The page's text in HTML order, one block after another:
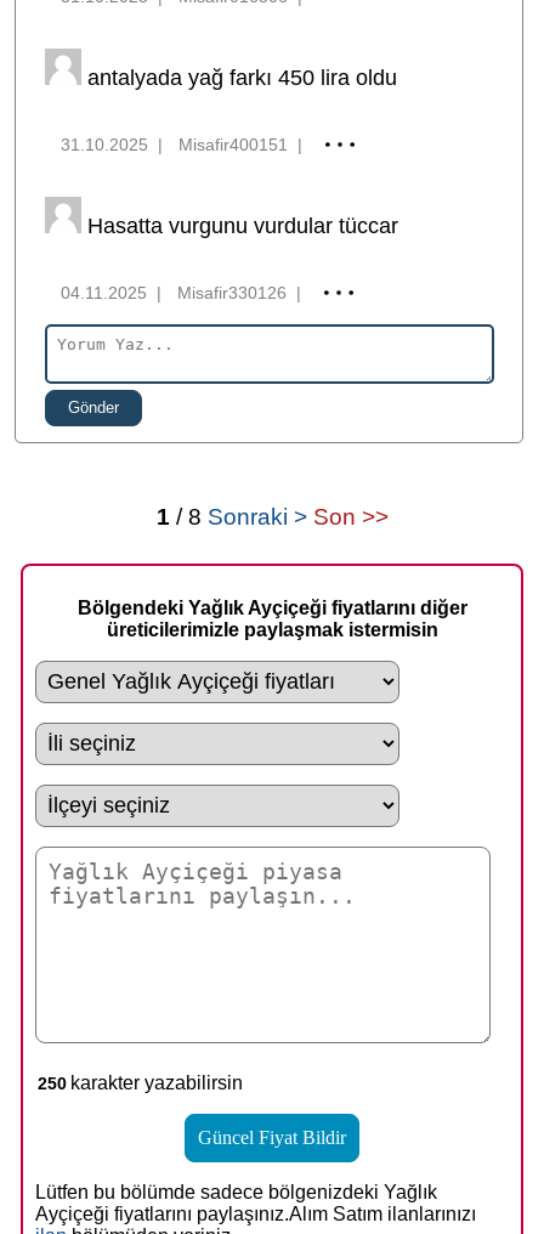
antalyada yağ farkı 450 lira oldu
31.10.2025 | Misafir400151 |
Hasatta vurgunu vurdular tüccar
04.11.2025 | Misafir330126 |
Gönder
1 / 8 Sonraki > Son >>
Bölgendeki Yağlık Ayçiçeği fiyatlarını diğer
üreticilerimizle paylaşmak istermisin
karakter yazabilirsin
Lütfen bu bölümde sadece bölgenizdeki Yağlık
Ayçiçeği fiyatlarını paylaşınız.Alım Satım ilanlarınızı